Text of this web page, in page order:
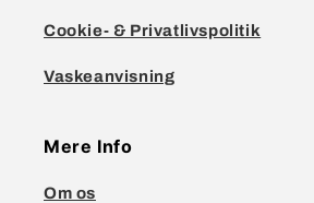
Cookie- & Privatlivspolitik
Vaskeanvisning
Mere Info
Om os